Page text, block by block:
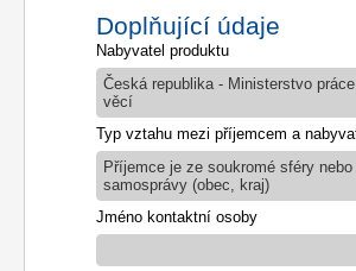
Doplňující údaje
Nabyvatel produktu
Česká republika - Ministerstvo
věcí
Typ vztahu mezi příjemcem a
Příjemce je ze soukromé sféry nebo
samosprávy (obec, kraj)
Jméno kontaktní osoby